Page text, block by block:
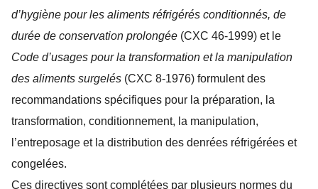
d’hygiène pour les aliments réfrigérés conditionnés, de
durée de conservation prolongée (CXC 46-1999) et le
Code d’usages pour la transformation et la manipulation
des aliments surgelés (CXC 8-1976) formulent des
recommandations spécifiques pour la préparation, la
transformation, conditionnement, la manipulation,
l’entreposage et la distribution des denrées réfrigérées et
congelées.
Ces directives sont complétées par plusieurs normes du